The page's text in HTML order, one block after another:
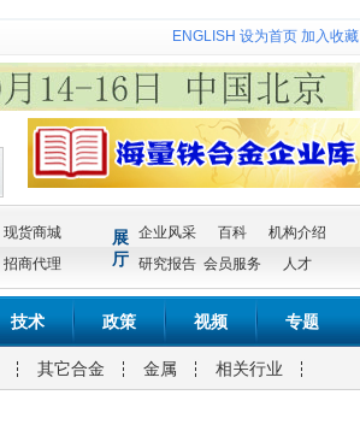
ENGLISH 设为首页 加入收藏
现货商城
招商代理
展
厅
企业风采 百科
机构介绍
研究报告 会员服务 人才
技术 政策 视频 专题
其它合金 金属 相关行业